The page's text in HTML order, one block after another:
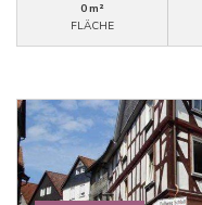
0 m²
FLÄCHE